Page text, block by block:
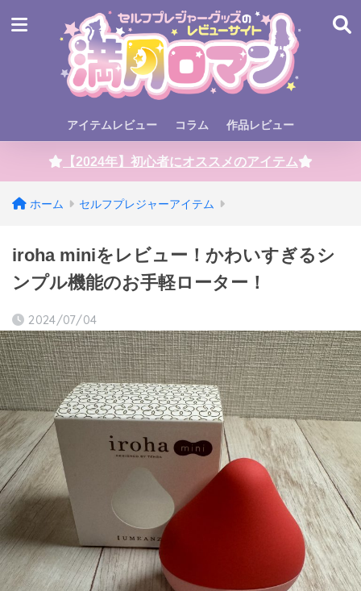
アイテムレビュー コラム 作品レビュー
【2024年】初心者にオススメのアイテム
ホーム セルフプレジャーアイテム
iroha miniをレビュー！かわいすぎるシ
ンプル機能のお手軽ローター！
2024/07/04